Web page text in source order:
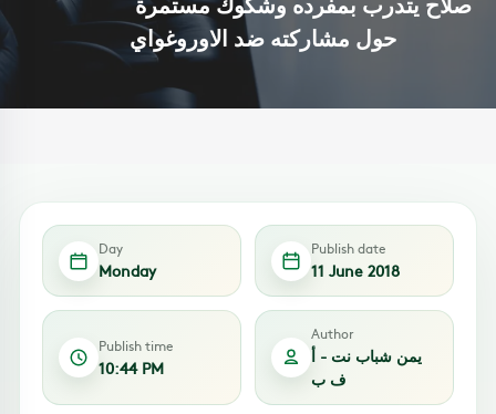
حول مشاركته ضد الاوروغواي
Day
Monday
Publish date
11 June 2018
Publish time
10:44 PM
Author
يمن شباب نت - أ
ف ب